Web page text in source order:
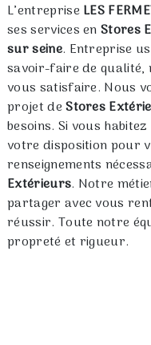
L’entrepriseLES
ses services enStores
sur seine. Entreprise
savoir-faire de qualité,
vous satisfaire. Nous
projet deStores
besoins. Si vous habitez
votre disposition pour
renseignements
Extérieurs. Notre
partager avec vous
réussir. Toute notre
propreté et rigueur.